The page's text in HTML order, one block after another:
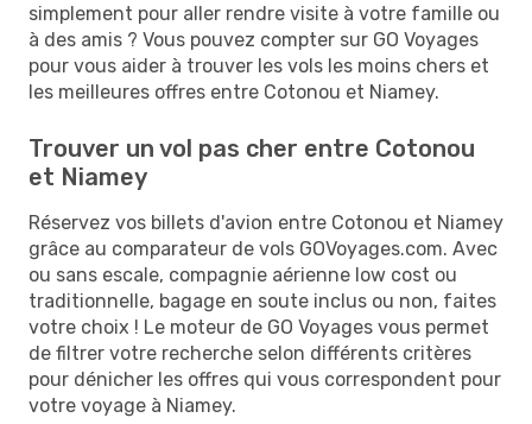
simplement pour aller rendre visite à votre famille ou
à des amis ? Vous pouvez compter sur GO Voyages
pour vous aider à trouver les vols les moins chers et
les meilleures offres entre Cotonou et Niamey.
Trouver un vol pas cher entre Cotonou
et Niamey
Réservez vos billets d'avion entre Cotonou et Niamey
grâce au comparateur de vols GOVoyages.com. Avec
ou sans escale, compagnie aérienne low cost ou
traditionnelle, bagage en soute inclus ou non, faites
votre choix ! Le moteur de GO Voyages vous permet
de filtrer votre recherche selon différents critères
pour dénicher les offres qui vous correspondent pour
votre voyage à Niamey.